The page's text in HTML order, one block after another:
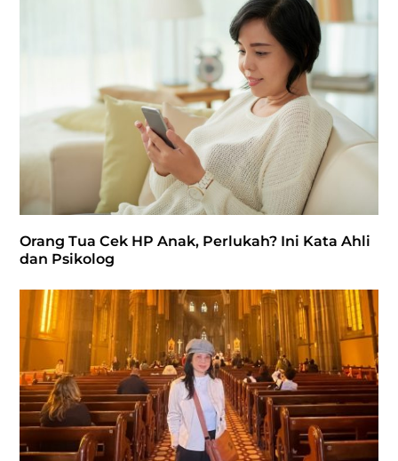
Orang Tua Cek HP Anak, Perlukah? Ini Kata Ahli
dan Psikolog